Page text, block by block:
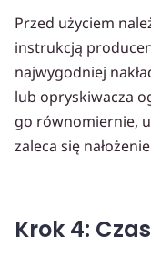
Przed użyciem
instrukcją
najwygodniej
lub opryskiwacza
go równomiernie,
zaleca się
Krok 4: